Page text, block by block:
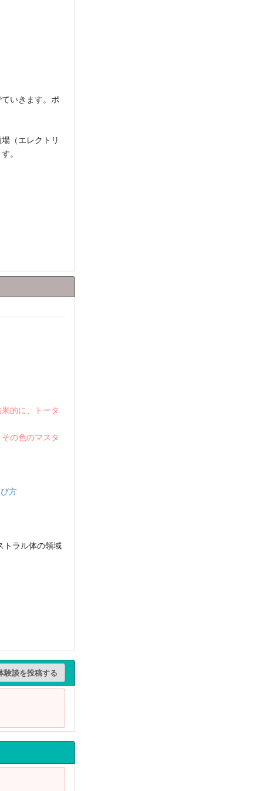
いきます。ポ
（エレクトリ
。
的に、トータ
の色のマスタ
方
トラル体の領域
験談を投稿する